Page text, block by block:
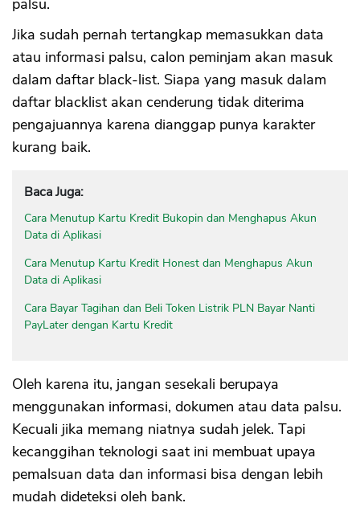
palsu.
Jika sudah pernah tertangkap memasukkan data
atau informasi palsu, calon peminjam akan masuk
dalam daftar black-list. Siapa yang masuk dalam
daftar blacklist akan cenderung tidak diterima
pengajuannya karena dianggap punya karakter
kurang baik.
Baca Juga:
Cara Menutup Kartu Kredit Bukopin dan Menghapus Akun
Data di Aplikasi
Cara Menutup Kartu Kredit Honest dan Menghapus Akun
Data di Aplikasi
Cara Bayar Tagihan dan Beli Token Listrik PLN Bayar Nanti
PayLater dengan Kartu Kredit
Oleh karena itu, jangan sesekali berupaya
menggunakan informasi, dokumen atau data palsu.
Kecuali jika memang niatnya sudah jelek. Tapi
kecanggihan teknologi saat ini membuat upaya
pemalsuan data dan informasi bisa dengan lebih
mudah dideteksi oleh bank.